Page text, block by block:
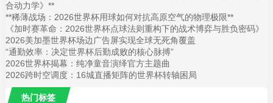
合动力学》**
**稀薄战场：2026世界杯用球如何对抗高原空气的物理极限**
《加时赛革命：2026世界杯点球法则重构下的战术博弈与胜负密码》
2026美加墨世界杯场边广告屏实现全球无死角覆盖
“通勤效率：决定世界杯后勤成败的核心脉搏”
2026世界杯揭幕：纯净童音演绎官方主题曲
2026跨时空调度：16城直播矩阵的世界杯转轴困局
热门标签